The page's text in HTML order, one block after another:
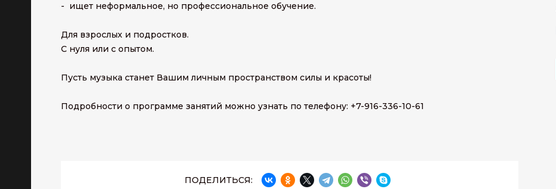
- ищет неформальное, но профессиональное обучение.
Для взрослых и подростков.
С нуля или с опытом.
Пусть музыка станет Вашим личным пространством силы и красоты!
Подробности о программе занятий можно узнать по телефону: +7-916-336-10-61
ПОДЕЛИТЬСЯ: